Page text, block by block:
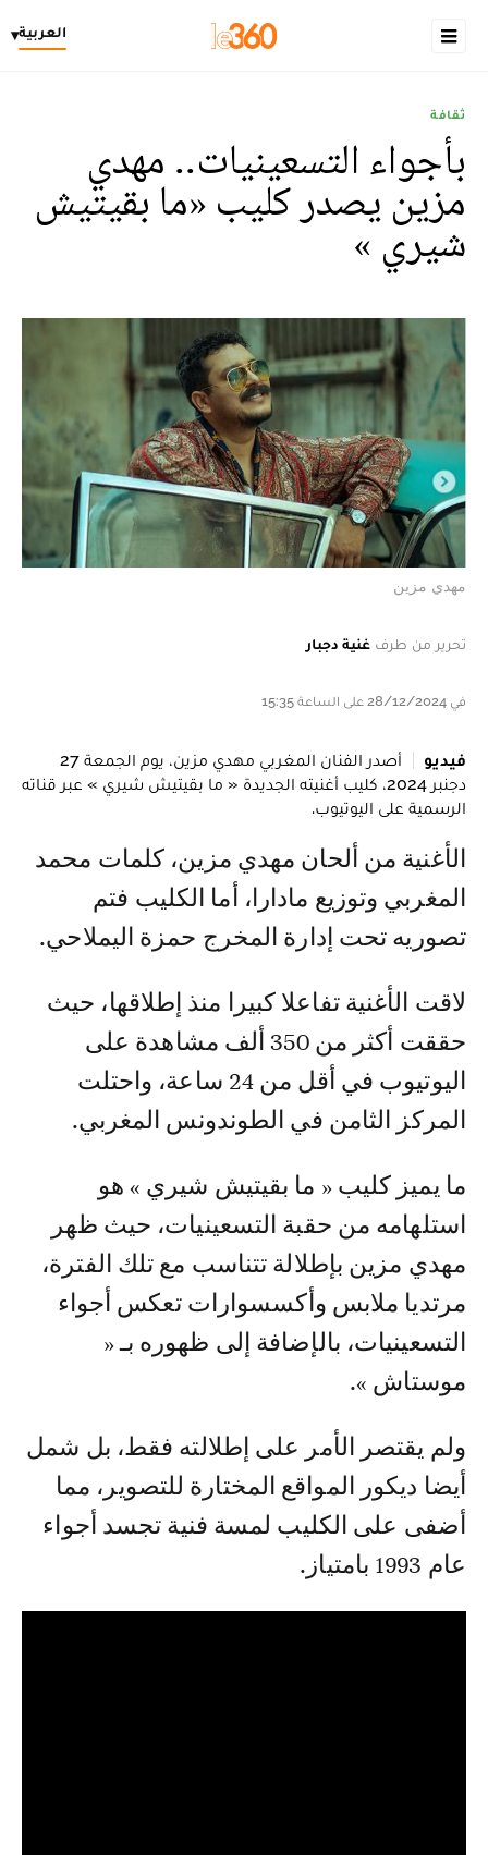
العربية▾
ثقافة
بأجواء التسعينيات.. مهدي
مزين يصدر كليب «ما بقيتيش
شيري »
مهدي مزين
تحرير من طرف غنية دجبار
في 28/12/2024 على الساعة 15:35
فيديو
أصدر الفنان المغربي مهدي مزين، يوم الجمعة 27
دجنبر 2024، كليب أغنيته الجديدة « ما بقيتيش شيري » عبر قناته
الرسمية على اليوتيوب.
الأغنية من ألحان مهدي مزين، كلمات محمد
المغربي وتوزيع مادارا، أما الكليب فتم
تصوريه تحت إدارة المخرج حمزة اليملاحي.
لاقت الأغنية تفاعلا كبيرا منذ إطلاقها، حيث
حققت أكثر من 350 ألف مشاهدة على
اليوتيوب في أقل من 24 ساعة، واحتلت
المركز الثامن في الطوندونس المغربي.
ما يميز كليب « ما بقيتيش شيري » هو
استلهامه من حقبة التسعينيات، حيث ظهر
مهدي مزين بإطلالة تتناسب مع تلك الفترة،
مرتديا ملابس وأكسسوارات تعكس أجواء
التسعينيات، بالإضافة إلى ظهوره بـ «
موستاش ».
ولم يقتصر الأمر على إطلالته فقط، بل شمل
أيضا ديكور المواقع المختارة للتصوير، مما
أضفى على الكليب لمسة فنية تجسد أجواء
عام 1993 بامتياز.